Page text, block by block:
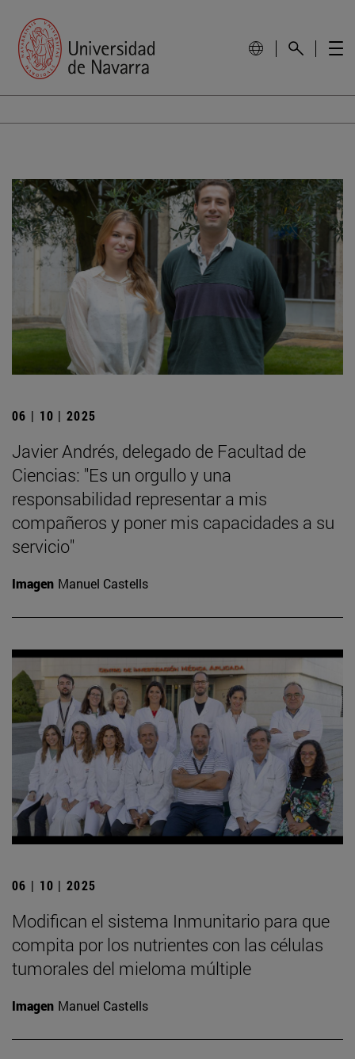
06 | 10 | 2025
Javier Andrés, delegado de Facultad de
Ciencias: "Es un orgullo y una
responsabilidad representar a mis
compañeros y poner mis capacidades a su
servicio"
Imagen Manuel Castells
06 | 10 | 2025
Modifican el sistema Inmunitario para que
compita por los nutrientes con las células
tumorales del mieloma múltiple
Imagen Manuel Castells